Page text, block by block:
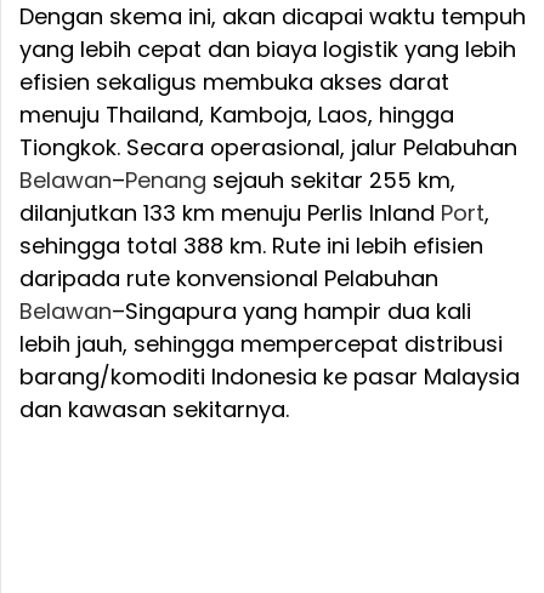
Dengan skema ini, akan dicapai waktu tempuh
yang lebih cepat dan biaya logistik yang lebih
efisien sekaligus membuka akses darat
menuju Thailand, Kamboja, Laos, hingga
Tiongkok. Secara operasional, jalur Pelabuhan
Belawan–Penang sejauh sekitar 255 km,
dilanjutkan 133 km menuju Perlis Inland Port,
sehingga total 388 km. Rute ini lebih efisien
daripada rute konvensional Pelabuhan
Belawan–Singapura yang hampir dua kali
lebih jauh, sehingga mempercepat distribusi
barang/komoditi Indonesia ke pasar Malaysia
dan kawasan sekitarnya.